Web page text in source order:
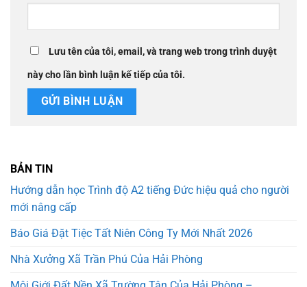
Lưu tên của tôi, email, và trang web trong trình duyệt
này cho lần bình luận kế tiếp của tôi.
BẢN TIN
Hướng dẫn học Trình độ A2 tiếng Đức hiệu quả cho người
mới nâng cấp
Báo Giá Đặt Tiệc Tất Niên Công Ty Mới Nhất 2026
Nhà Xưởng Xã Trần Phú Của Hải Phòng